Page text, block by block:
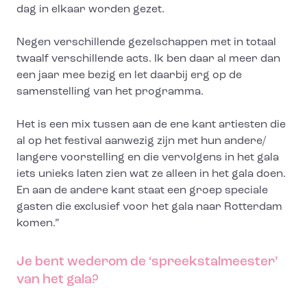
dag in elkaar worden gezet.
Negen verschillende gezelschappen met in totaal
twaalf verschillende acts. Ik ben daar al meer dan
een jaar mee bezig en let daarbij erg op de
samenstelling van het programma.
Het is een mix tussen aan de ene kant artiesten die
al op het festival aanwezig zijn met hun andere/
langere voorstelling en die vervolgens in het gala
iets unieks laten zien wat ze alleen in het gala doen.
En aan de andere kant staat een groep speciale
gasten die exclusief voor het gala naar Rotterdam
komen.”
Je bent wederom de ‘spreekstalmeester’
van het gala?